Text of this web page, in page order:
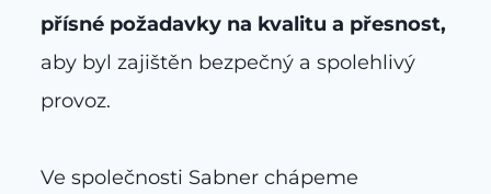
přísné požadavky na kvalitu a přesnost,
aby byl zajištěn bezpečný a spolehlivý
provoz.
Ve společnosti Sabner chápeme